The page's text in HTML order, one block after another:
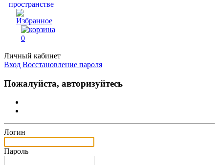
0
Личный кабинет
Вход Восстановление пароля
Пожалуйста, авторизуйтесь
Логин
Пароль